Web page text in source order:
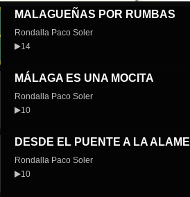
MALAGUEÑAS POR RUMBAS
Rondalla Paco Soler
14
MÁLAGA ES UNA MOCITA
Rondalla Paco Soler
10
DESDE EL PUENTE A LA
Rondalla Paco Soler
10